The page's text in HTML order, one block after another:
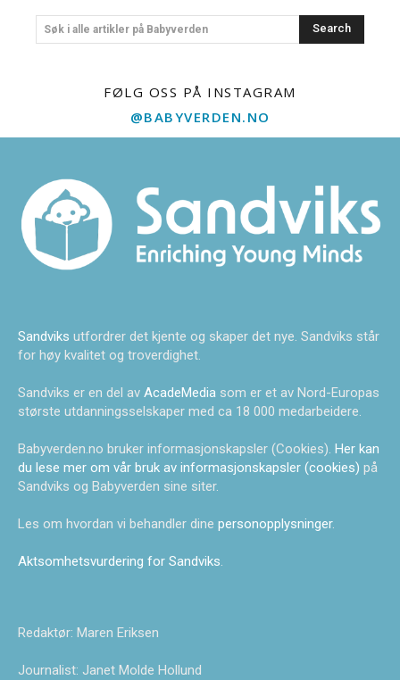
Søk i alle artikler på Babyverden Search
FØLG OSS PÅ INSTAGRAM
@BABYVERDEN.NO
Sandviks utfordrer det kjente og skaper det nye. Sandviks står
for høy kvalitet og troverdighet.
Sandviks er en del av AcadeMedia som er et av Nord-Europas
største utdanningsselskaper med ca 18 000 medarbeidere.
Babyverden.no bruker informasjonskapsler (Cookies). Her kan
du lese mer om vår bruk av informasjonskapsler (cookies) på
Sandviks og Babyverden sine siter.
Les om hvordan vi behandler dine personopplysninger.
Aktsomhetsvurdering for Sandviks.
Redaktør: Maren Eriksen
Journalist: Janet Molde Hollund